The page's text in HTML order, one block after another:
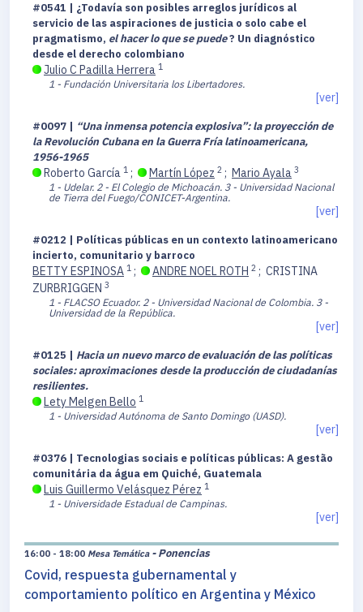
#0541 | ¿Todavía son posibles arreglos jurídicos al
servicio de las aspiraciones de justicia o solo cabe el
pragmatismo, el hacer lo que se puede? Un diagnóstico
desde el derecho colombiano
Julio C Padilla Herrera 1
1 - Fundación Universitaria los Libertadores.
[ver]
#0097 | “Una inmensa potencia explosiva”: la proyección de
la Revolución Cubana en la Guerra Fría latinoamericana,
1956-1965
Roberto García 1 ; Martín López 2 ; Mario Ayala 3
1 - Udelar. 2 - El Colegio de Michoacán. 3 - Universidad Nacional
de Tierra del Fuego/CONICET-Argentina.
[ver]
#0212 | Políticas públicas en un contexto latinoamericano
incierto, comunitario y barroco
BETTY ESPINOSA 1 ; ANDRE NOEL ROTH 2 ; CRISTINA
ZURBRIGGEN 3
1 - FLACSO Ecuador. 2 - Universidad Nacional de Colombia. 3 -
Universidad de la República.
[ver]
#0125 | Hacia un nuevo marco de evaluación de las políticas
sociales: aproximaciones desde la producción de ciudadanías
resilientes.
Lety Melgen Bello 1
1 - Universidad Autónoma de Santo Domingo (UASD).
[ver]
#0376 | Tecnologias sociais e políticas públicas: A gestão
comunitária da água em Quiché, Guatemala
Luis Guillermo Velásquez Pérez 1
1 - Universidade Estadual de Campinas.
[ver]
16:00 - 18:00 Mesa Temática - Ponencias
Covid, respuesta gubernamental y
comportamiento político en Argentina y México